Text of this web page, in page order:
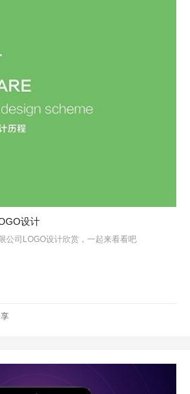
设计
公司LOGO设计欣赏，一起来看看吧